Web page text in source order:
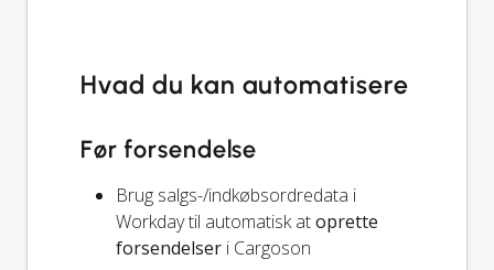
Hvad du kan automatisere
Før forsendelse
Brug salgs-/indkøbsordredata i
Workday til automatisk atoprette
forsendelser i Cargoson